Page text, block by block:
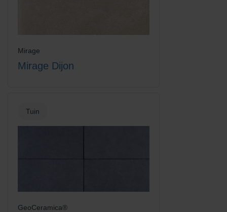
Mirage
Mirage Dijon
Tuin
GeoCeramica®